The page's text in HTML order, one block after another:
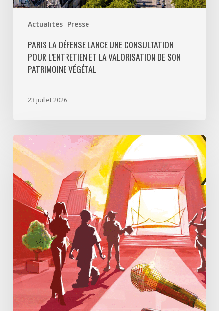
Actualités Presse
végétal
PARIS LA DÉFENSE LANCE UNE CONSULTATION
POUR L’ENTRETIEN ET LA VALORISATION DE SON
PATRIMOINE VÉGÉTAL
23 juillet 2026
Paris
La
Défense
lance
«
Disparition
Défense
un
jeu
d’enquête
à